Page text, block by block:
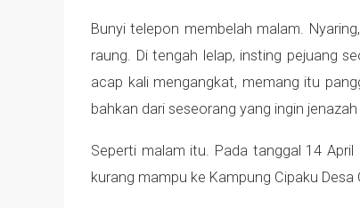
Bunyi telepon membelah malam.
raung. Di tengah lelap, insting pejuang
acap kali mengangkat, memang itu
bahkan dari seseorang yang ingin
Seperti malam itu. Pada tanggal 14
kurang mampu ke Kampung Cipaku